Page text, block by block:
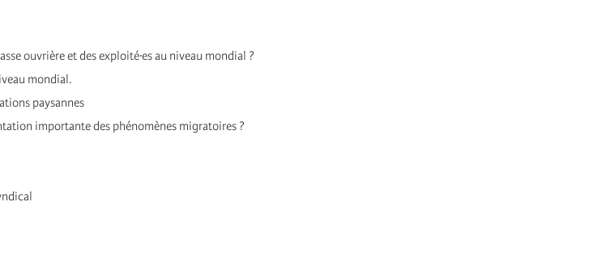
ouvrière et des exploité·es au niveau mondial ?
mondial.
paysannes
importante des phénomènes migratoires ?